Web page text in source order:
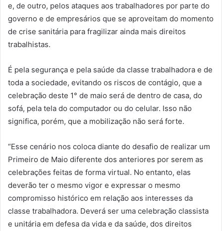
e, de outro, pelos ataques aos trabalhadores por parte do
governo e de empresários que se aproveitam do momento
de crise sanitária para fragilizar ainda mais direitos
trabalhistas.
É pela segurança e pela saúde da classe trabalhadora e de
toda a sociedade, evitando os riscos de contágio, que a
celebração deste 1° de maio será de dentro de casa, do
sofá, pela tela do computador ou do celular. Isso não
significa, porém, que a mobilização não será forte.
“Esse cenário nos coloca diante do desafio de realizar um
Primeiro de Maio diferente dos anteriores por serem as
celebrações feitas de forma virtual. No entanto, elas
deverão ter o mesmo vigor e expressar o mesmo
compromisso histórico em relação aos interesses da
classe trabalhadora. Deverá ser uma celebração classista
e unitária em defesa da vida e da saúde, dos direitos